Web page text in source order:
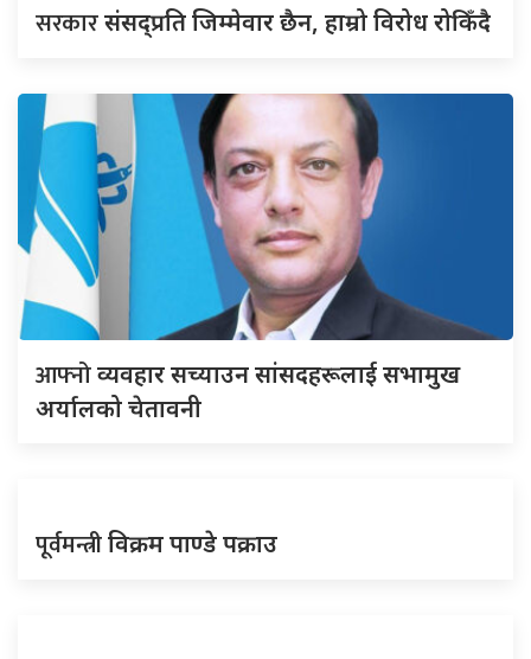
सरकारसंसद्‍प्रति जिम्मेवार छैन, हाम्रो विरोध रोकिँदै
आफ्नोव्यवहार सच्याउन सांसदहरूलाई सभामुख
अर्यालको चेतावनी
पूर्वमन्त्रीविक्रम पाण्डे पक्राउ